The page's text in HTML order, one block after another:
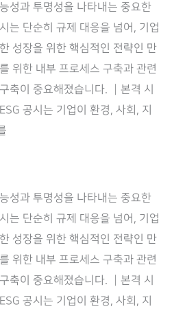
성과 투명성을 나타내는 중요한
는 단순히 규제 대응을 넘어, 기업
성장을 위한 핵심적인 전략인 만
위한 내부 프로세스 구축과 관련
축이 중요해졌습니다. ┃본격 시
공시는 기업이 환경, 사회, 지
성과 투명성을 나타내는 중요한
는 단순히 규제 대응을 넘어, 기업
성장을 위한 핵심적인 전략인 만
위한 내부 프로세스 구축과 관련
축이 중요해졌습니다. ┃본격 시
공시는 기업이 환경, 사회, 지